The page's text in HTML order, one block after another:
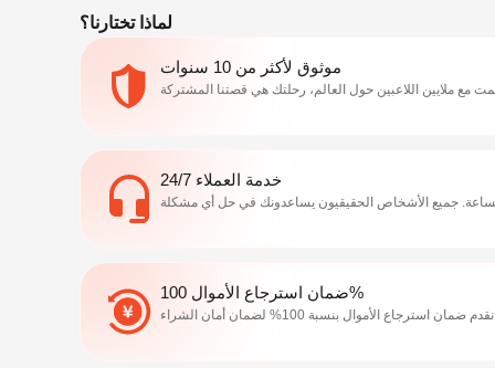
لماذا تختارنا؟
موثوق لأكثر من 10 سنوات
خدمة العملاء 24/7
ضمان استرجاع الأموال 100%